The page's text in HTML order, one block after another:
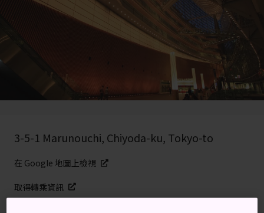
3-5-1 Marunouchi, Chiyoda-ku, Tokyo-to
在 Google 地圖上檢視
取得轉乘資訊